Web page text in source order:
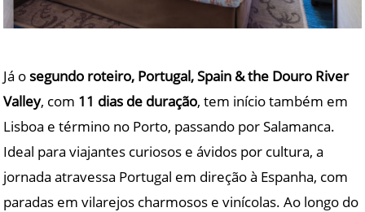
Já osegundo roteiro, Portugal, Spain & the Douro River
Valley, com 11 dias de duração, tem início também em
Lisboa e término no Porto, passando por Salamanca.
Ideal para viajantes curiosos e ávidos por cultura, a
jornada atravessa Portugal em direção à Espanha, com
paradas em vilarejos charmosos e vinícolas. Ao longo do